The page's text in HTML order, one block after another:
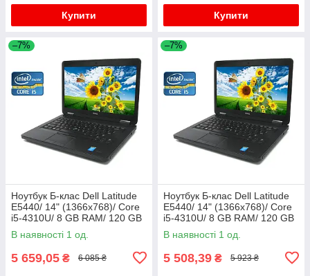
Купити Купити
–7%
Ноутбук Б-клас Dell Latitude
E5440/ 14" (1366x768)/ Core
i5-4310U/ 8 GB RAM/ 120 GB
SSD/ HD 4400
В наявності 1 од.
5 659,05 ₴ 6 085 ₴
–7%
Ноутбук Б-клас Dell Latitude
E5440/ 14" (1366x768)/ Core
i5-4310U/ 8 GB RAM/ 120 GB
SSD/ HD 4400
В наявності 1 од.
5 508,39 ₴ 5 923 ₴